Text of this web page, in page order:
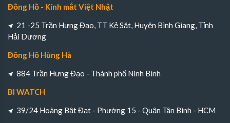
Đồng Hồ - Kính mắt Việt Nhật
21 -25 Trần Hưng Đạo, TT Kẻ Sặt, Huyện Bình Giang, Tỉnh
Hải Dương
Đồng Hồ Hùng Hà
884 Trần Hưng Đạo - Thành phố Ninh Bình
BI WATCH
39/24 Hoàng Bật Đạt - Phường 15 - Quận Tân Bình - HCM